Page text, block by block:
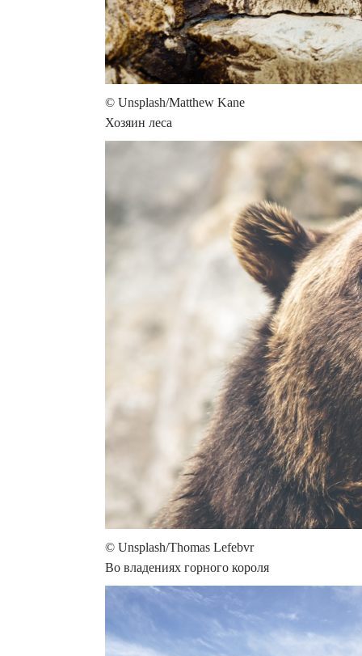
© Unsplash/Matthew Kane
Хозяин леса
© Unsplash/Thomas Lefebvr
Во владениях горного короля